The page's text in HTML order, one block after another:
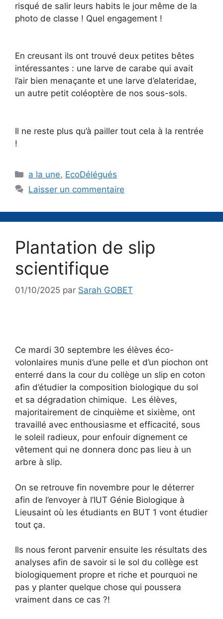
risqué de salir leurs habits le jour même de la
photo de classe ! Quel engagement !
En creusant ils ont trouvé deux petites bêtes
intéressantes : une larve de carabe qui avait
l’air bien menaçante et une larve d’elateridae,
un autre petit coléoptère de nos sous-sols.
Il ne reste plus qu’à pailler tout cela à la rentrée
!
Catégories
a la une, EcoDélégués
Laisser un commentaire
Plantation de slip
scientifique
01/10/2025 par Sarah GOBET
Ce mardi 30 septembre les élèves éco-
volonlaires munis d’une pelle et d’un piochon ont
enterré dans la cour du collège un slip en coton
afin d’étudier la composition biologique du sol
et sa dégradation chimique. Les élèves,
majoritairement de cinquième et sixième, ont
travaillé avec enthousiasme et efficacité, sous
le soleil radieux, pour enfouir dignement ce
vêtement qui ne donnera donc pas lieu à un
arbre à slip.
On se retrouve fin novembre pour le déterrer
afin de l’envoyer à l’IUT Génie Biologique à
Lieusaint où les étudiants en BUT 1 vont étudier
tout ça.
Ils nous feront parvenir ensuite les résultats des
analyses afin de savoir si le sol du collège est
biologiquement propre et riche et pourquoi ne
pas y planter quelque chose qui poussera
vraiment dans ce cas ?!